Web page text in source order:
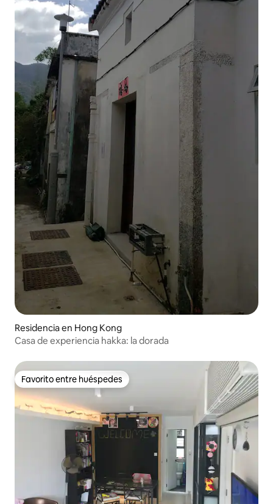
Residencia en Hong Kong
Casa de experiencia hakka: la dorada
Favorito entre huéspedes
Favorito entre huéspedes